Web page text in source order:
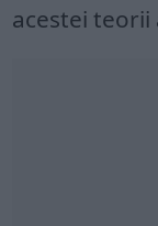
acestei teorii